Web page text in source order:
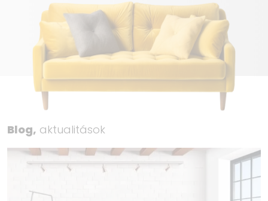
DLNA Igen
Felvétel Funkció/Time Machine
Time Shift (időeltolásos lejátszás) Igen
Felvétel funkció Igen
Speciális
Netflix kompatibilitás Igen
Amazon Prime kompatibilitás Igen
Mobilalkalmazás (LG TV Thinq) Igen
Elektronikus kézikönyv Igen
Elektronikus műsorújság Igen
Felirat Igen
Ultra HD TV vétel Nem
TELETEXT IgenOldalak 2000
Blog, aktualitások